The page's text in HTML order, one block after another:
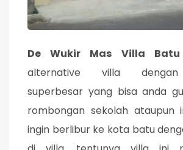
De Wukir Mas Villa Batu
alternative villa dengan
superbesar yang bisa anda
rombongan sekolah ataupun
ingin berlibur ke kota batu